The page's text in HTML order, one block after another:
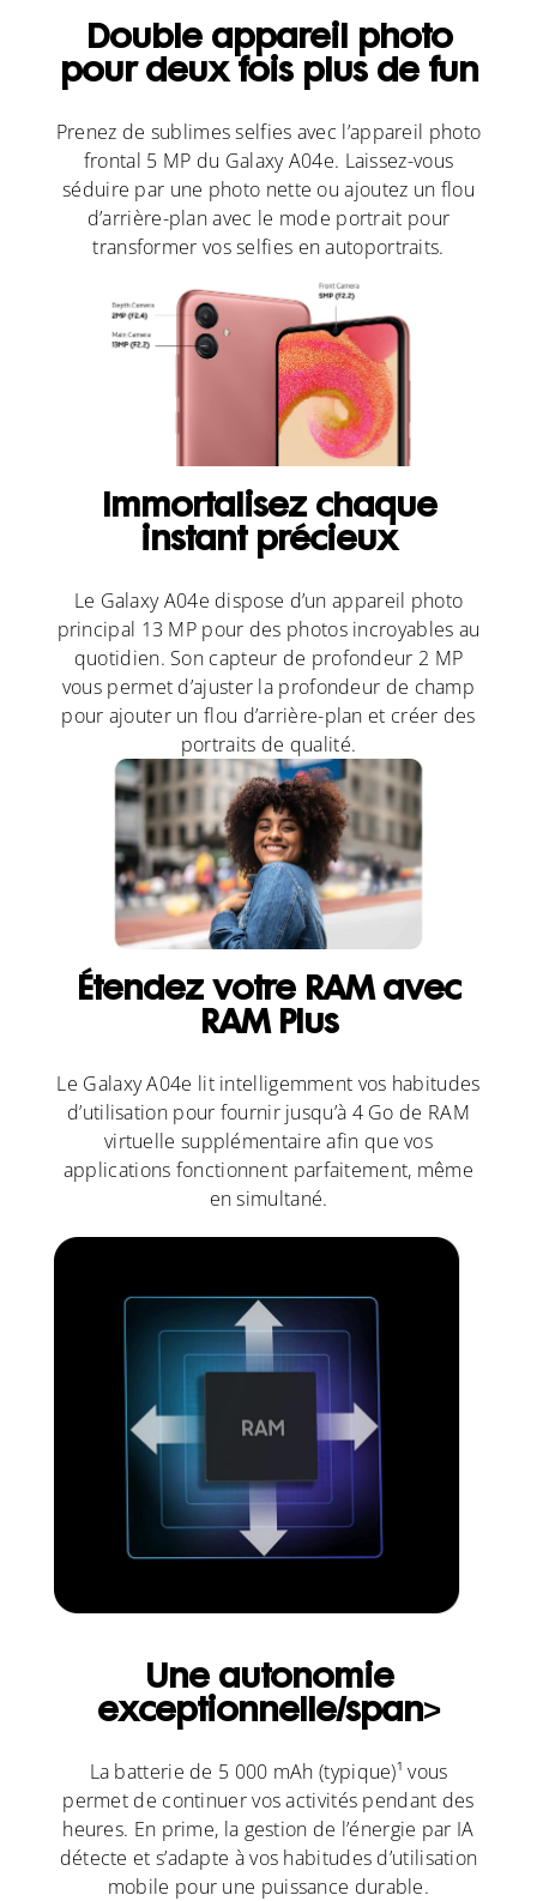
Double appareil photo
pour deux fois plus de fun
Prenez de sublimes selfies avec l’appareil photo
frontal 5 MP du Galaxy A04e. Laissez-vous
séduire par une photo nette ou ajoutez un flou
d’arrière-plan avec le mode portrait pour
transformer vos selfies en autoportraits.
Immortalisez chaque
instant précieux
Le Galaxy A04e dispose d’un appareil photo
principal 13 MP pour des photos incroyables au
quotidien. Son capteur de profondeur 2 MP
vous permet d’ajuster la profondeur de champ
pour ajouter un flou d’arrière-plan et créer des
portraits de qualité.
Étendez votre RAM avec
RAM Plus
Le Galaxy A04e lit intelligemment vos habitudes
d’utilisation pour fournir jusqu’à 4 Go de RAM
virtuelle supplémentaire afin que vos
applications fonctionnent parfaitement, même
en simultané.
Une autonomie
exceptionnelle/span>
La batterie de 5 000 mAh (typique)¹ vous
permet de continuer vos activités pendant des
heures. En prime, la gestion de l’énergie par IA
détecte et s’adapte à vos habitudes d’utilisation
mobile pour une puissance durable.